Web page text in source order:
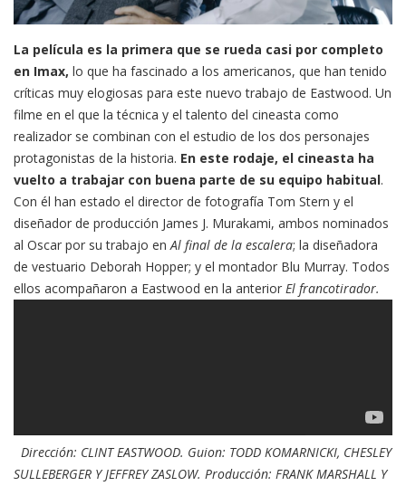
La película es la primera que se rueda casi por completo
en Imax, lo que ha fascinado a los americanos, que han tenido
críticas muy elogiosas para este nuevo trabajo de Eastwood. Un
filme en el que la técnica y el talento del cineasta como
realizador se combinan con el estudio de los dos personajes
protagonistas de la historia. En este rodaje, el cineasta ha
vuelto a trabajar con buena parte de su equipo habitual.
Con él han estado el director de fotografía Tom Stern y el
diseñador de producción James J. Murakami, ambos nominados
al Oscar por su trabajo enAl final de la escalera; la diseñadora
de vestuario Deborah Hopper; y el montador Blu Murray. Todos
ellos acompañaron a Eastwood en la anterior El francotirador.
Dirección: CLINT EASTWOOD. Guion: TODD KOMARNICKI, CHESLEY
SULLEBERGER Y JEFFREY ZASLOW. Producción: FRANK MARSHALL Y